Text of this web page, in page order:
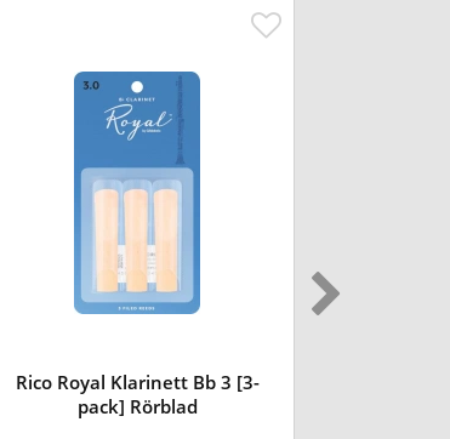
Rico Royal Klarinett Bb 3 [3-
pack] Rörblad